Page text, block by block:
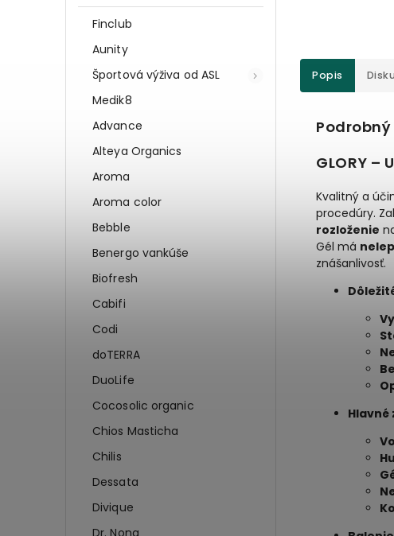
Finclub
Aunity
Športová výživa od ASL
Medik8
Advance
Alteya Organics
Aroma
Aroma color
Bebble
Benergo vankúše
Biofresh
Cabifi
Codi
doTERRA
DuoLife
Cocosolic organic
Chios Masticha
Chilis
Dessata
Divique
Dr. Nona
Popis
GLORY –
Kvalitný a
procedúry.
rozloženie
Gél má
znášanlivosť.
Hlavné